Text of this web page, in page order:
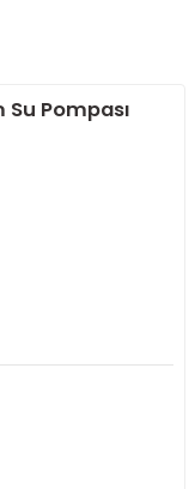
Pompası